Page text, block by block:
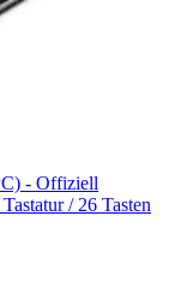
- Offiziell
/ 26 Tasten